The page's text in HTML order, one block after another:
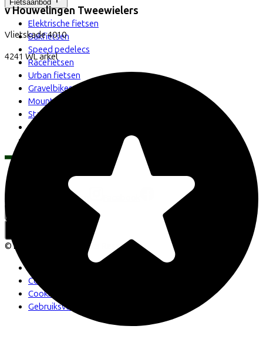
v Houwelingen Tweewielers
Vlietskade4010
4241 WLarkel
Fietsaanbod
Elektrische fietsen
Bakfietsen
Speed pedelecs
Racefietsen
Urban fietsen
Gravelbikes
Mountainbikes
Stadsfietsen
Aangepaste fietsen
LinkedIn Instagram
© Lease a Bike. All Rights Reserved.
Cookie statement
Cookie instellingen
Gebruiksvoorwaarden